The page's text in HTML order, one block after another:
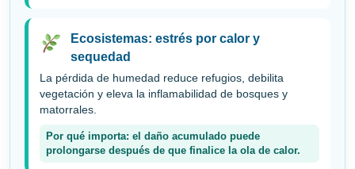
Ecosistemas: estrés por calor y
sequedad
La pérdida de humedad reduce refugios, debilita
vegetación y eleva la inflamabilidad de bosques y
matorrales.
Por qué importa: el daño acumulado puede
prolongarse después de que finalice la ola de calor.